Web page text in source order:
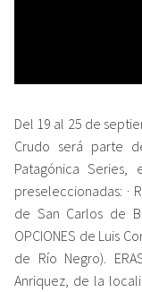
Del 19 al 25 de
Crudo será parte
Patagónica
preseleccionadas: ·
de San Carlos de
OPCIONES de Luis
de Río Negro).
Anriquez, de la